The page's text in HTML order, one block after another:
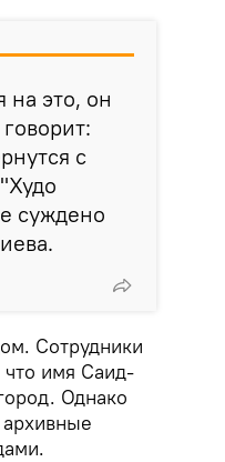
на это, он
с
суждено
Сотрудники
имя Саид-
Однако